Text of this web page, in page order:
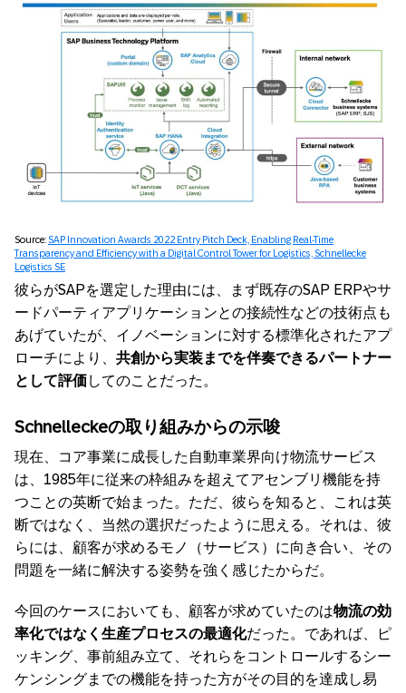
Source: SAP Innovation Awards 2022 Entry Pitch Deck, Enabling Real-Time
Transparency and Efficiency with a Digital Control Tower for Logistics, Schnellecke
Logistics SE
彼らがSAPを選定した理由には、まず既存のSAP ERPやサ
ードパーティアプリケーションとの接続性などの技術点も
あげていたが、イノベーションに対する標準化されたアプ
ローチにより、 共創から実装までを伴奏できるパートナー
として評価してのことだった。
Schnelleckeの取り組みからの示唆
現在、コア事業に成長した自動車業界向け物流サービス
は、1985年に従来の枠組みを超えてアセンブリ機能を持
つことの英断で始まった。ただ、彼らを知ると、これは英
断ではなく、当然の選択だったように思える。それは、彼
らには、顧客が求めるモノ（サービス）に向き合い、その
問題を一緒に解決する姿勢を強く感じたからだ。
今回のケースにおいても、顧客が求めていたのは物流の効
率化ではなく生産プロセスの最適化だった。であれば、ピ
ッキング、事前組み立て、それらをコントロールするシー
ケンシングまでの機能を持った方がその目的を達成し易